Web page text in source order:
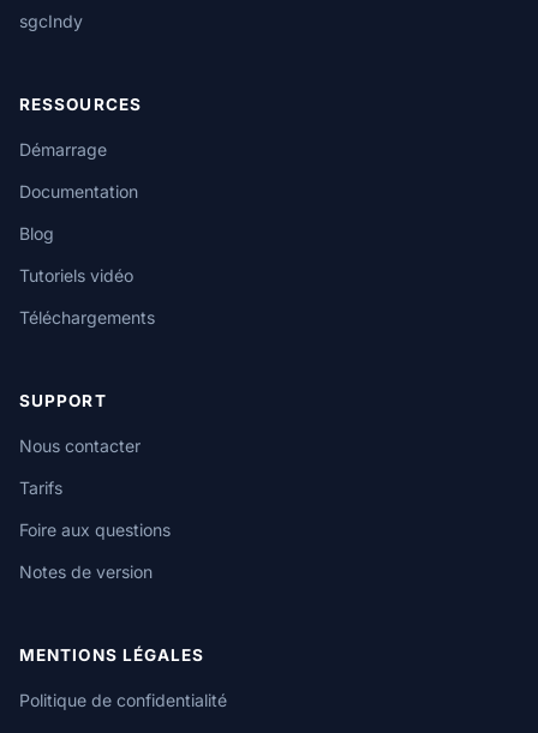
sgcIndy
RESSOURCES
Démarrage
Documentation
Blog
Tutoriels vidéo
Téléchargements
SUPPORT
Nous contacter
Tarifs
Foire aux questions
Notes de version
MENTIONS LÉGALES
Politique de confidentialité